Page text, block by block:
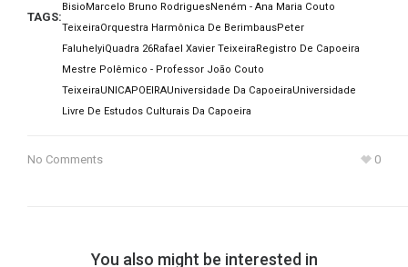
TAGS:
Bisio Marcelo Bruno RodriguesNeném - Ana Maria Couto
TeixeiraOrquestra Harmônica De BerimbausPeter
FaluhelyiQuadra 26Rafael Xavier Teixeira Registro De Capoeira
Mestre Polêmico - Professor João Couto
TeixeiraUNICAPOEIRAUniversidade Da CapoeiraUniversidade
Livre De Estudos Culturais Da Capoeira
No Comments 0
You also might be interested in